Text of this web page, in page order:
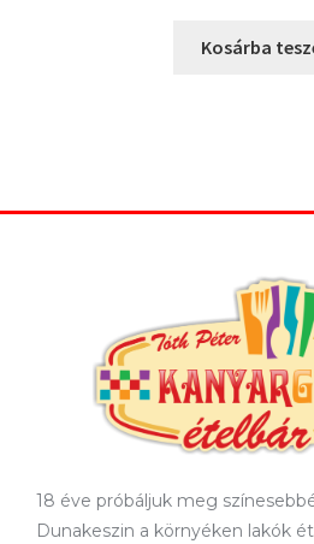
Kosárba
18 éve próbáljuk meg
Dunakeszin a környéken lakók